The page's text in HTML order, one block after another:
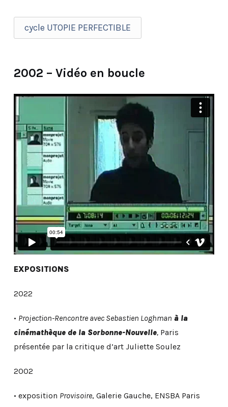
cycle UTOPIE PERFECTIBLE
2002 – Vidéo en boucle
EXPOSITIONS
2022
• Projection-Rencontre avec Sebastien Loghman à la
cinémathèque de la Sorbonne-Nouvelle,Paris
présentée par la critique d’art Juliette Soulez
2002
• exposition Provisoire, Galerie Gauche, ENSBA Paris